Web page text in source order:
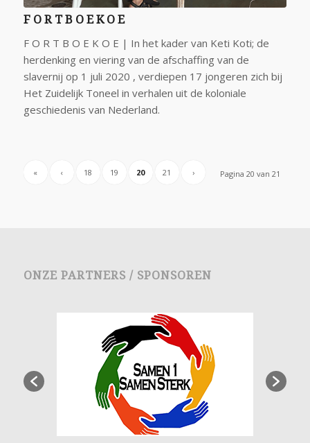
F O R T B O E K O E
F O R T B O E K O E | In het kader van Keti Koti; de
herdenking en viering van de afschaffing van de
slavernij op 1 juli 2020 , verdiepen 17 jongeren zich bij
Het Zuidelijk Toneel in verhalen uit de koloniale
geschiedenis van Nederland.
Pagina 20 van 21
« ‹ 18 19 20 21 ›
ONZE PARTNERS / SPONSOREN